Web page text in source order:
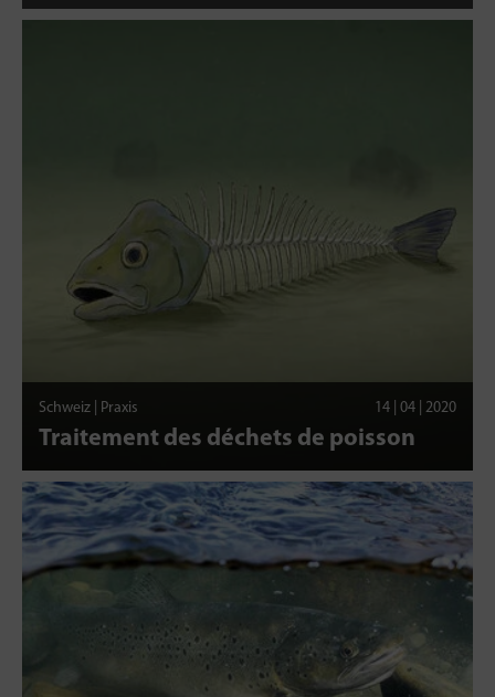
Schweiz | Praxis 14 | 04 | 2020
Traitement des déchets de poisson